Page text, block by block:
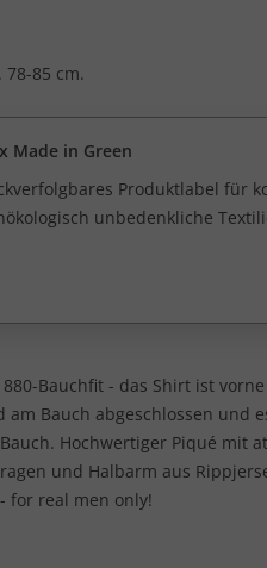
78-85 cm.
Made in Green
Produktlabel für
unbedenkliche
Bauchfit - das Shirt ist
am Bauch abgeschlossen und
Hochwertiger Piqué mit
und Halbarm aus
for real men only!